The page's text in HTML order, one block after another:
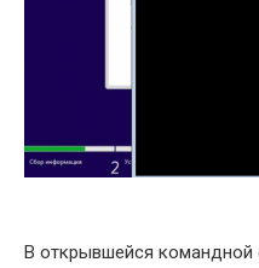
В открывшейся